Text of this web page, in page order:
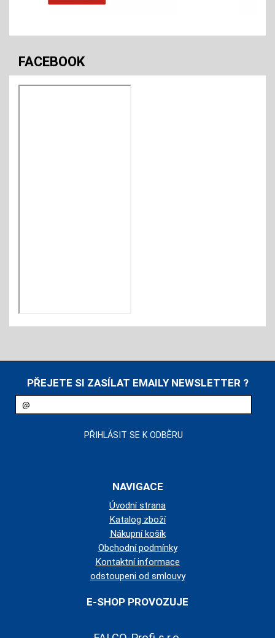
FACEBOOK
PŘEJETE SI ZASÍLAT EMAILY NEWSLETTER ?
NAVIGACE
Úvodní strana
Katalog zboží
Nákupní košík
Obchodní podmínky
Kontaktní informace
odstoupeni od smlouvy
E-SHOP PROVOZUJE